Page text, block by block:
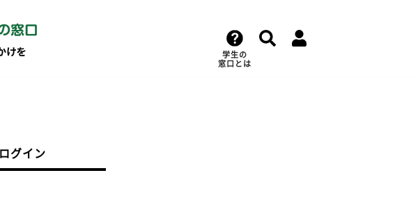
学生の
窓口とは
ログイン